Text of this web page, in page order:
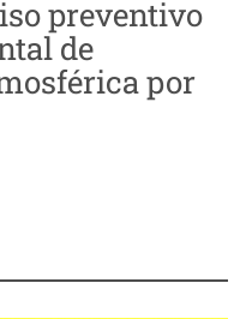
preventivo
de
por